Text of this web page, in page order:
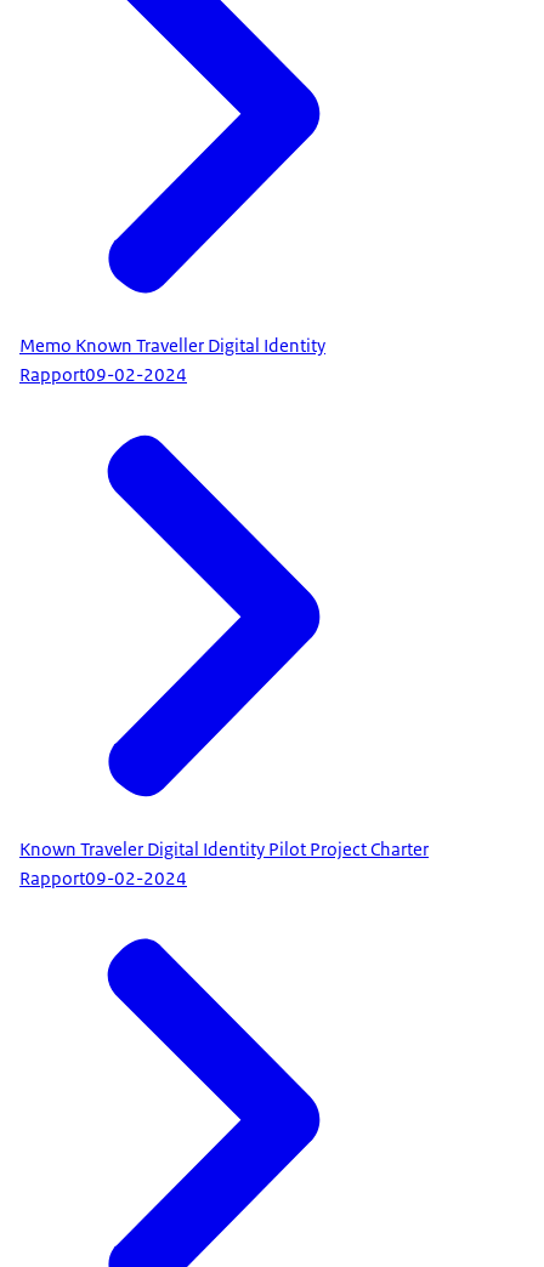
Memo Known Traveller Digital Identity
Rapport09-02-2024
Known Traveler Digital Identity Pilot Project Charter
Rapport09-02-2024